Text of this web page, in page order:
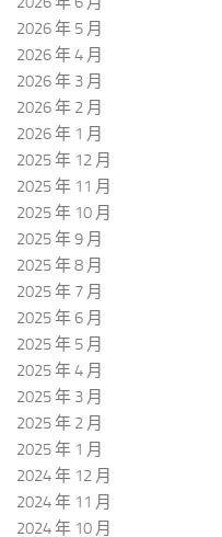
2026 年 5 月
2026 年 4 月
2026 年 3 月
2026 年 2 月
2026 年 1 月
2025 年 12 月
2025 年 11 月
2025 年 10 月
2025 年 9 月
2025 年 8 月
2025 年 7 月
2025 年 6 月
2025 年 5 月
2025 年 4 月
2025 年 3 月
2025 年 2 月
2025 年 1 月
2024 年 12 月
2024 年 11 月
2024 年 10 月